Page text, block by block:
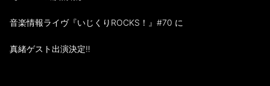
音楽情報ライヴ『いじくりROCKS！』#70 に
真緒ゲスト出演決定‼️